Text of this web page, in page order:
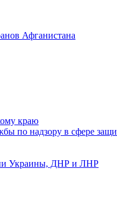
Афганистана
краю
по надзору в сфере
Украины, ДНР и ЛНР